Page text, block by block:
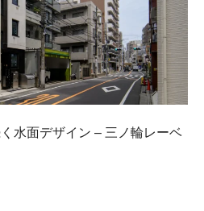
水面デザイン – 三ノ輪レーベ